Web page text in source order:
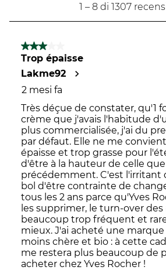
modulo
invio.
modulo
di
modulo
di
di
1307
recensioni.
1 – 8 di 1307
3 su 5 stelle.
Trop épaisse
Lakme92
2 mesi fa
Très déçue de constater, qu'1
crème que j'avais l'habitude
plus commercialisée, j'ai du
par défaut. Elle ne me
épaisse et trop grasse pour
d'être à la hauteur de celle que
précédemment. C'est l'irritant
bol d'être contrainte de
tous les 2 ans parce qu'Yves
les supprimer, le turn-over
beaucoup trop fréquent et
mieux. J'ai acheté une
moins chère et bio : à cette
me restera plus beaucoup de
acheter chez Yves Rocher !